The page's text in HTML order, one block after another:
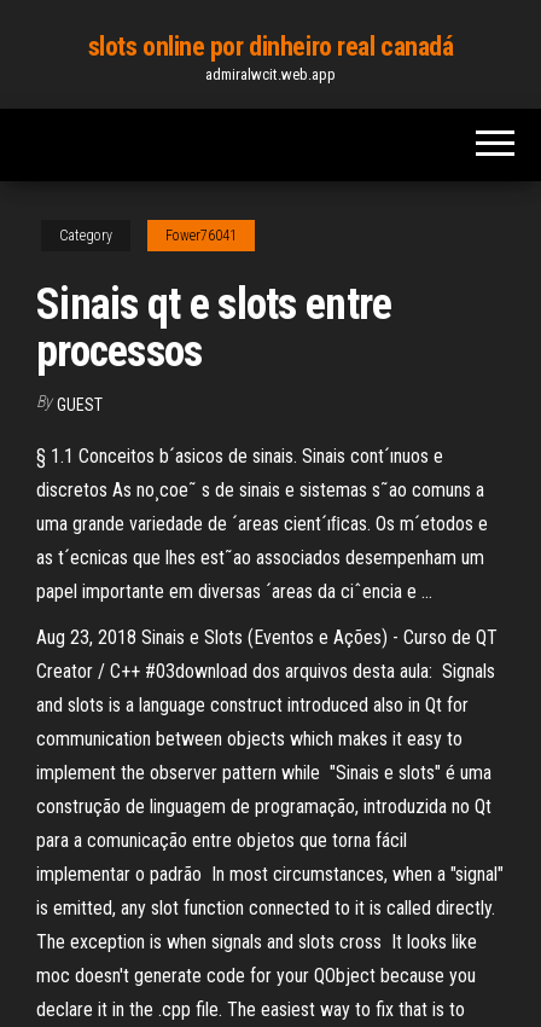
content
slots online por dinheiro real canadá
admiralwcit.web.app
Category Fower76041
Sinais qt e slots entre
processos
By GUEST
§ 1.1 Conceitos b´asicos de sinais. Sinais cont´ınuos e
discretos As no¸coe˜ s de sinais e sistemas s˜ao comuns a
uma grande variedade de ´areas cient´ıﬁcas. Os m´etodos e
as t´ecnicas que lhes est˜ao associados desempenham um
papel importante em diversas ´areas da ciˆencia e …
Aug 23, 2018 Sinais e Slots (Eventos e Ações) - Curso de QT
Creator / C++ #03download dos arquivos desta aula: Signals
and slots is a language construct introduced also in Qt for
communication between objects which makes it easy to
implement the observer pattern while "Sinais e slots" é uma
construção de linguagem de programação, introduzida no Qt
para a comunicação entre objetos que torna fácil
implementar o padrão In most circumstances, when a "signal"
is emitted, any slot function connected to it is called directly.
The exception is when signals and slots cross It looks like
moc doesn't generate code for your QObject because you
declare it in the .cpp file. The easiest way to fix that is to